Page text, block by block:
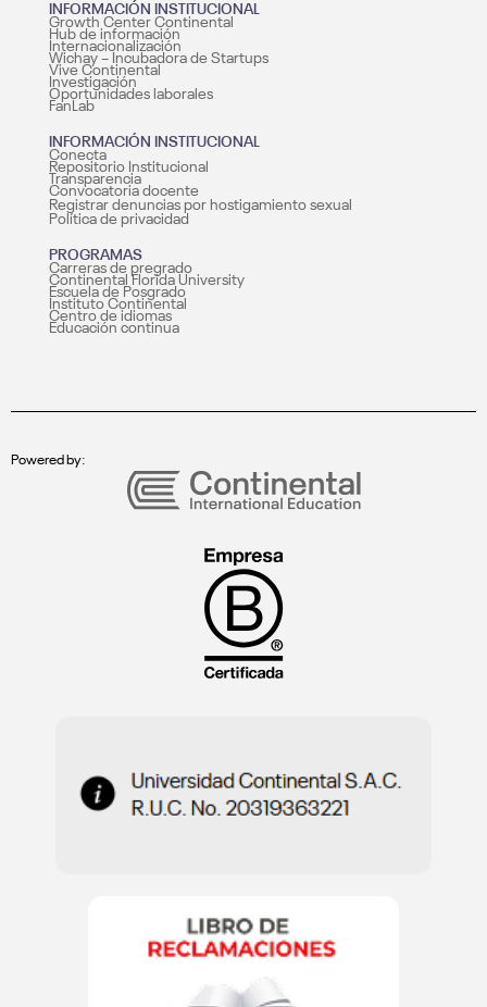
INFORMACIÓN INSTITUCIONAL
Growth Center Continental
Hub de información
Internacionalización
Wichay – Incubadora de Startups
Vive Continental
Investigación
Oportunidades laborales
FanLab
INFORMACIÓN INSTITUCIONAL
Conecta
Repositorio Institucional
Transparencia
Convocatoria docente
Registrar denuncias por hostigamiento sexual
Política de privacidad
PROGRAMAS
Carreras de pregrado
Continental Florida University
Escuela de Posgrado
Instituto Continental
Centro de idiomas
Educación continua
Powered by: